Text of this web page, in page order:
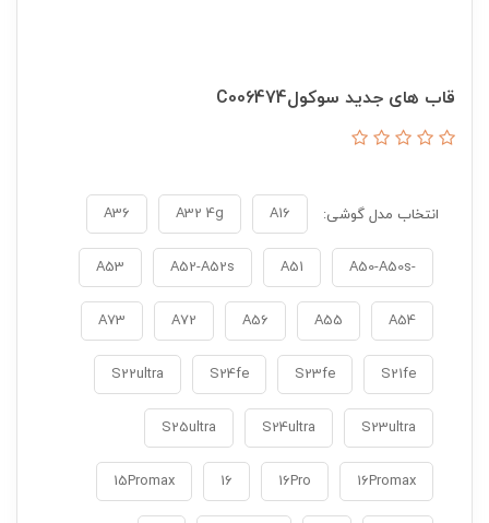
قاب های جدید سوکولC006474
انتخاب مدل گوشی: A16
A32 4g
A36
-A50-A50s
A51
A52-A52s
A53
A54
A55
A56
A72
A73
S21fe
S23fe
S24fe
S22ultra
S23ultra
S24ultra
S25ultra
16Promax
16Pro
16
15Promax